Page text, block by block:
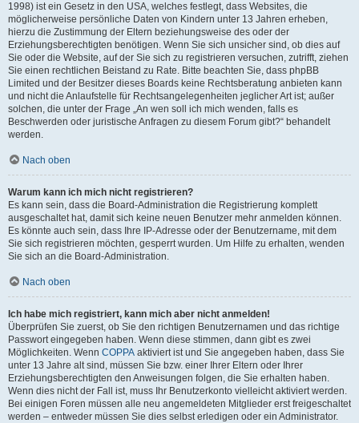
1998) ist ein Gesetz in den USA, welches festlegt, dass Websites, die
möglicherweise persönliche Daten von Kindern unter 13 Jahren erheben,
hierzu die Zustimmung der Eltern beziehungsweise des oder der
Erziehungsberechtigten benötigen. Wenn Sie sich unsicher sind, ob dies auf
Sie oder die Website, auf der Sie sich zu registrieren versuchen, zutrifft, ziehen
Sie einen rechtlichen Beistand zu Rate. Bitte beachten Sie, dass phpBB
Limited und der Besitzer dieses Boards keine Rechtsberatung anbieten kann
und nicht die Anlaufstelle für Rechtsangelegenheiten jeglicher Art ist; außer
solchen, die unter der Frage „An wen soll ich mich wenden, falls es
Beschwerden oder juristische Anfragen zu diesem Forum gibt?“ behandelt
werden.
Nach oben
Warum kann ich mich nicht registrieren?
Es kann sein, dass die Board-Administration die Registrierung komplett
ausgeschaltet hat, damit sich keine neuen Benutzer mehr anmelden können.
Es könnte auch sein, dass Ihre IP-Adresse oder der Benutzername, mit dem
Sie sich registrieren möchten, gesperrt wurden. Um Hilfe zu erhalten, wenden
Sie sich an die Board-Administration.
Nach oben
Ich habe mich registriert, kann mich aber nicht anmelden!
Überprüfen Sie zuerst, ob Sie den richtigen Benutzernamen und das richtige
Passwort eingegeben haben. Wenn diese stimmen, dann gibt es zwei
Möglichkeiten. Wenn COPPA aktiviert ist und Sie angegeben haben, dass Sie
unter 13 Jahre alt sind, müssen Sie bzw. einer Ihrer Eltern oder Ihrer
Erziehungsberechtigten den Anweisungen folgen, die Sie erhalten haben.
Wenn dies nicht der Fall ist, muss Ihr Benutzerkonto vielleicht aktiviert werden.
Bei einigen Foren müssen alle neu angemeldeten Mitglieder erst freigeschaltet
werden – entweder müssen Sie dies selbst erledigen oder ein Administrator.